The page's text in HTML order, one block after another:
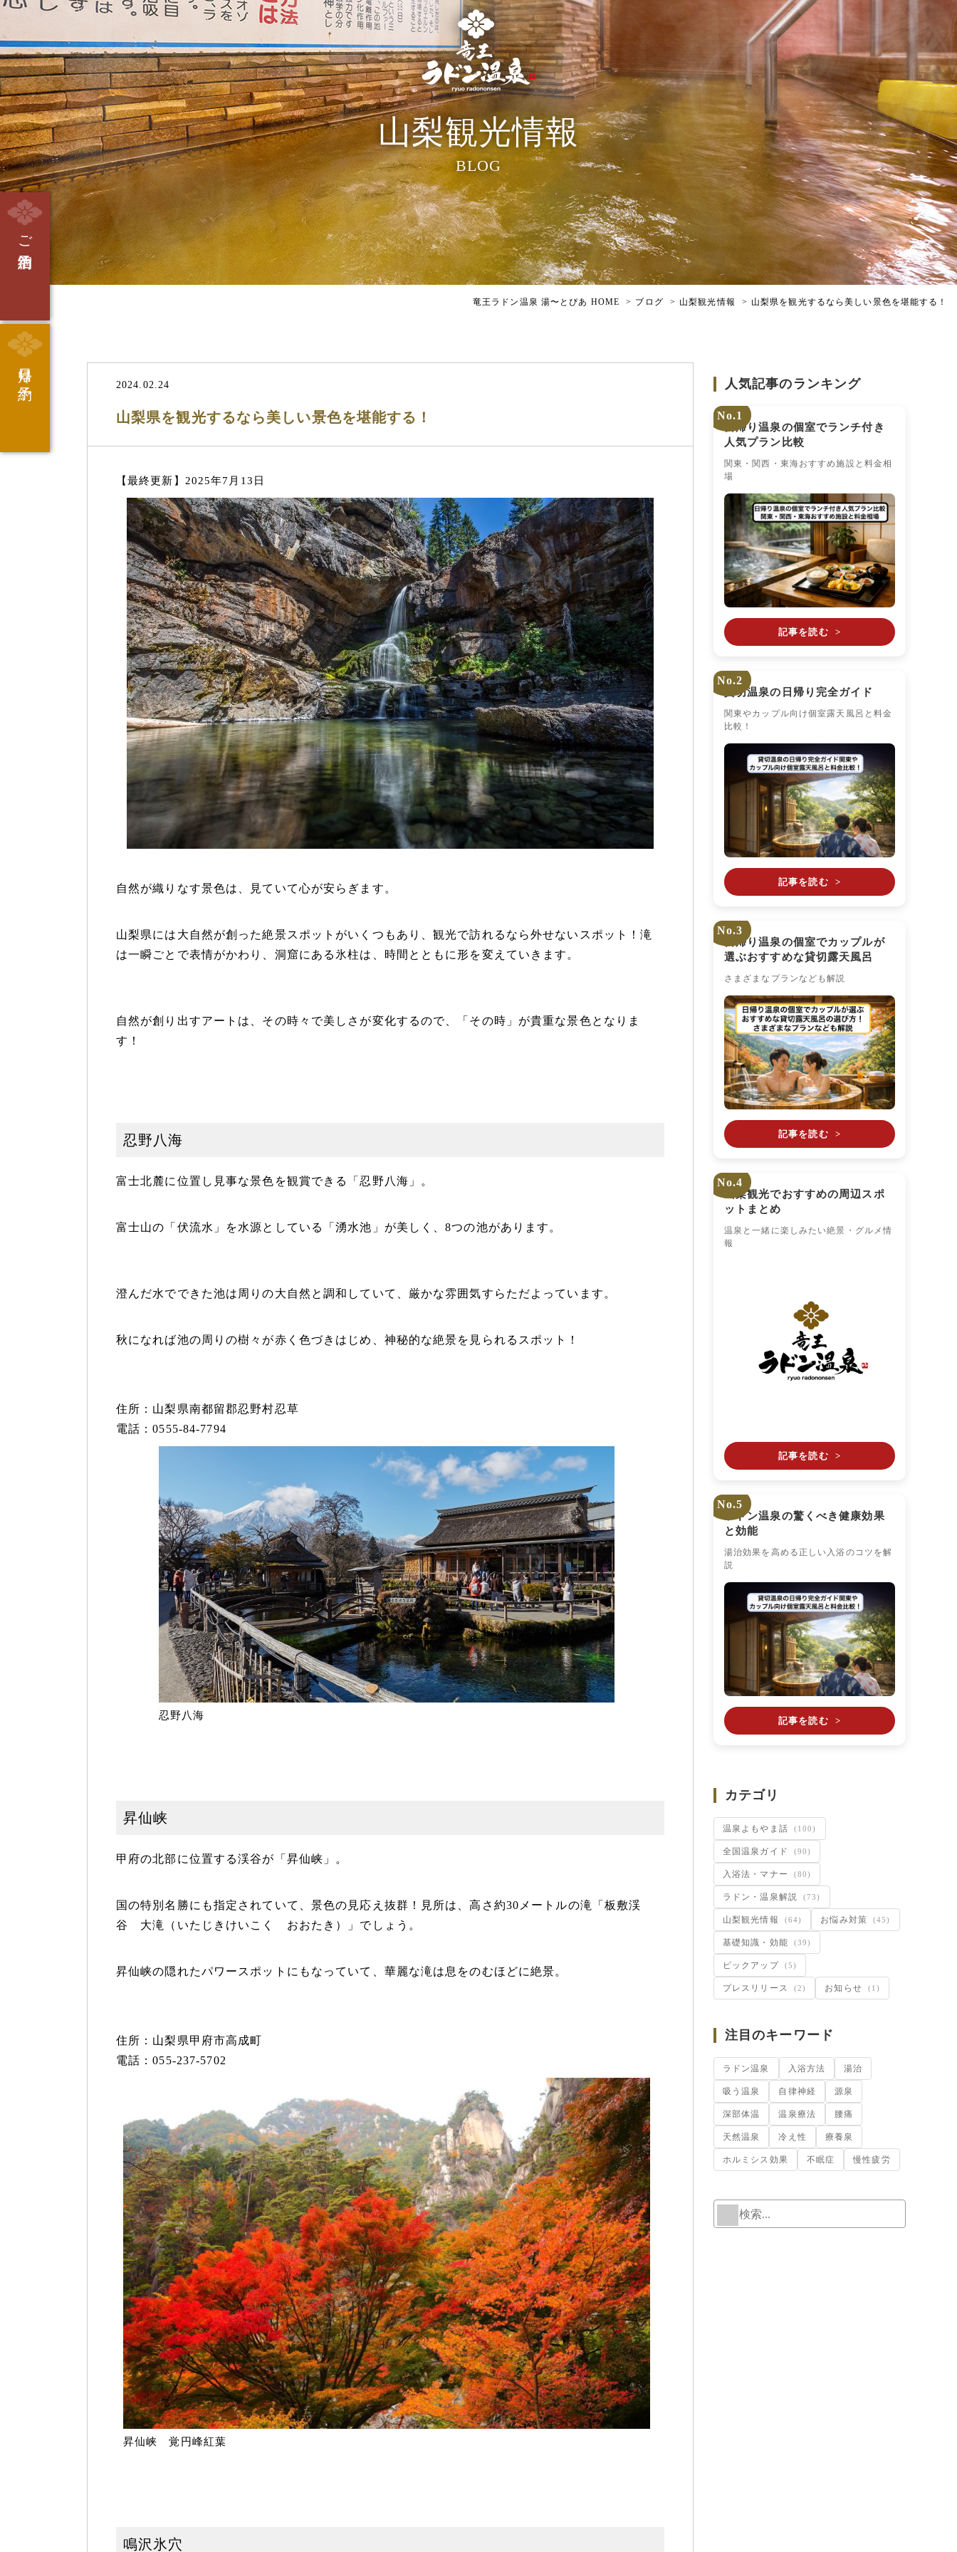
ご宿泊予約
日帰り予約
山梨観光情報
BLOG
竜王ラドン温泉 湯〜とぴあ HOME ブログ 山梨観光情報 山梨県を観光するなら美しい景色を堪能する！
2024.02.24
山梨県を観光するなら美しい景色を堪能する！
【最終更新】2025年7月13日
自然が織りなす景色は、見ていて心が安らぎます。
山梨県には大自然が創った絶景スポットがいくつもあり、観光で訪れるなら外せないスポット！滝
は一瞬ごとで表情がかわり、洞窟にある氷柱は、時間とともに形を変えていきます。
自然が創り出すアートは、その時々で美しさが変化するので、「その時」が貴重な景色となりま
す！
忍野八海
富士北麓に位置し見事な景色を観賞できる「忍野八海」。
富士山の「伏流水」を水源としている「湧水池」が美しく、8つの池があります。
澄んだ水でできた池は周りの大自然と調和していて、厳かな雰囲気すらただよっています。
秋になれば池の周りの樹々が赤く色づきはじめ、神秘的な絶景を見られるスポット！
住所：山梨県南都留郡忍野村忍草
電話：0555-84-7794
忍野八海
昇仙峡
甲府の北部に位置する渓谷が「昇仙峡」。
国の特別名勝にも指定されていて、景色の見応え抜群！見所は、高さ約30メートルの滝「板敷渓
谷 大滝（いたじきけいこく おおたき）」でしょう。
昇仙峡の隠れたパワースポットにもなっていて、華麗な滝は息をのむほどに絶景。
住所：山梨県甲府市高成町
電話：055-237-5702
昇仙峡 覚円峰紅葉
鳴沢氷穴
人気記事のランキング
No.1
日帰り温泉の個室でランチ付き
人気プラン比較
関東・関西・東海おすすめ施設と料金相
場
記事を読む >
No.2
貸切温泉の日帰り完全ガイド
関東やカップル向け個室露天風呂と料金
比較！
記事を読む >
No.3
日帰り温泉の個室でカップルが
選ぶおすすめな貸切露天風呂
さまざまなプランなども解説
記事を読む >
No.4
山梨観光でおすすめの周辺スポ
ットまとめ
温泉と一緒に楽しみたい絶景・グルメ情
報
記事を読む >
No.5
ラドン温泉の驚くべき健康効果
と効能
湯治効果を高める正しい入浴のコツを解
説
記事を読む >
カテゴリ
温泉よもやま話 (100)
全国温泉ガイド (90)
入浴法・マナー (80)
ラドン・温泉解説 (73)
山梨観光情報 (64) お悩み対策 (45)
基礎知識・効能 (39)
ピックアップ (5)
プレスリリース (2) お知らせ (1)
注目のキーワード
ラドン温泉 入浴方法 湯治
吸う温泉 自律神経 源泉
深部体温 温泉療法 腰痛
天然温泉 冷え性 療養泉
ホルミシス効果 不眠症 慢性疲労
検索